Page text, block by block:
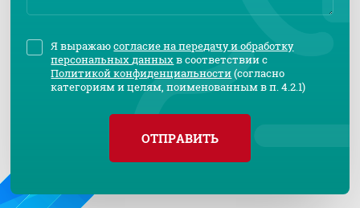
Я выражаюсогласие на передачу и обработку
персональных данныхв соответствии с
Политикой конфиденциальности(согласно
категориям и целям, поименованным в п. 4.2.1)
ОТПРАВИТЬ